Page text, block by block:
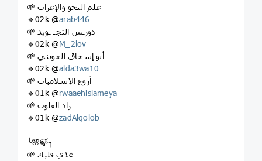
🌱 علم النحو والإعراب
🔹02k @arab446
🌱 دورـس التجـ ـويد
🔹02k @M_2lov
🌱 أبو إسحاق الحويني
🔹02k @alda3wa10
🌱 أروع الإسلاميات
🔹01k @rwaaehislameya
🌱 زاد القلوب
🔹01k @zadAlqolob
╰🌸🍃╮
🌱 غذي قلبك